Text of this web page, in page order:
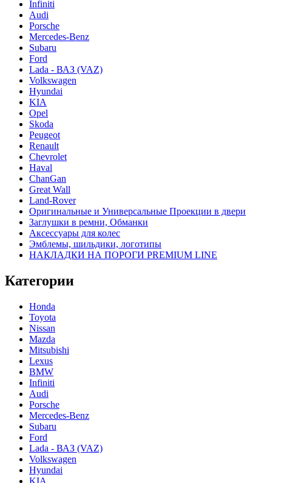
Infiniti
Audi
Porsche
Mercedes-Benz
Subaru
Ford
Lada - ВАЗ (VAZ)
Volkswagen
Hyundai
KIA
Opel
Skoda
Peugeot
Renault
Chevrolet
Haval
ChanGan
Great Wall
Land-Rover
Оригинальные и Универсальные Проекции в двери
Заглушки в ремни, Обманки
Аксессуары для колес
Эмблемы, шильдики, логотипы
НАКЛАДКИ НА ПОРОГИ PREMIUM LINE
Категории
Honda
Toyota
Nissan
Mazda
Mitsubishi
Lexus
BMW
Infiniti
Audi
Porsche
Mercedes-Benz
Subaru
Ford
Lada - ВАЗ (VAZ)
Volkswagen
Hyundai
KIA